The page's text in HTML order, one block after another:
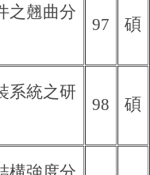
之翹曲分
97 碩
系統之研
98 碩